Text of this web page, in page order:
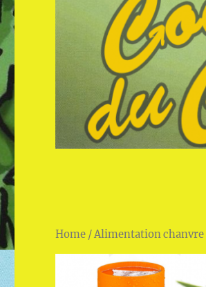
Home /Alimentation chanvre